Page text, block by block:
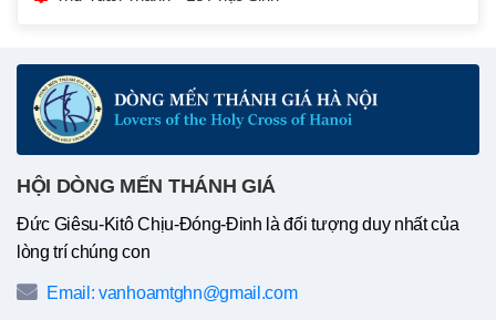
HỘI DÒNG MẾN THÁNH GIÁ
Đức Giêsu-Kitô Chịu-Đóng-Đinh là đối tượng duy nhất của
lòng trí chúng con
Email: vanhoamtghn@gmail.com